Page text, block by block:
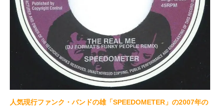
人気現行ファンク・バンドの雄「SPEEDOMETER」の2007年の